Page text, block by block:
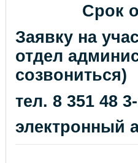
Срок
Заявку на
отдел
созвониться)
тел. 8 351 48
электронный